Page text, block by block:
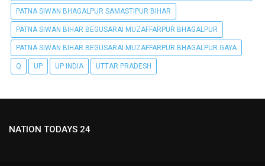
PATNA SIWAN BHAGALPUR SAMASTIPUR BIHAR
PATNA SIWAN BIHAR BEGUSARAI MUZAFFARPUR BHAGALPUR
PATNA SIWAN BIHAR BEGUSARAI MUZAFFARPUR BHAGALPUR GAYA
Q UP UP INDIA UTTAR PRADESH
NATION TODAYS 24